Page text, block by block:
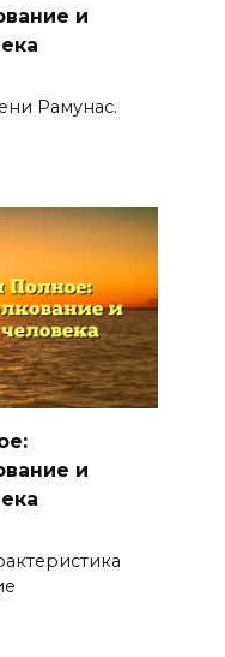
и
Рамунас.
и